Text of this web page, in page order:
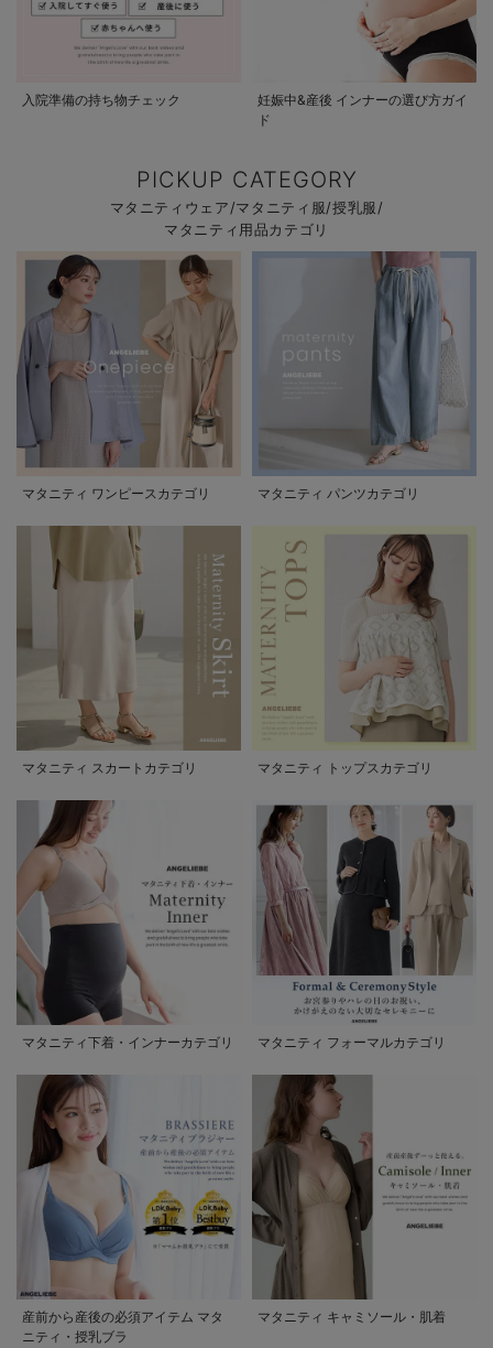
入院準備の持ち物チェック
妊娠中&産後 インナーの選び方ガイ
ド
PICKUP CATEGORY
マタニティウェア/マタニティ服/授乳服/
マタニティ用品カテゴリ
マタニティ ワンピースカテゴリ マタニティ パンツカテゴリ
マタニティ スカートカテゴリ マタニティ トップスカテゴリ
マタニティ下着・インナーカテゴリ マタニティ フォーマルカテゴリ
産前から産後の必須アイテム マタ
ニティ・授乳ブラ
マタニティ キャミソール・肌着